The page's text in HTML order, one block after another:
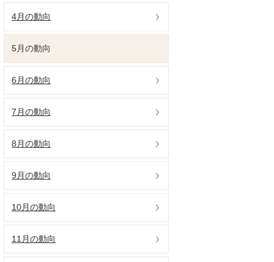
4月の動向
5月の動向
6月の動向
7月の動向
8月の動向
9月の動向
10月の動向
11月の動向